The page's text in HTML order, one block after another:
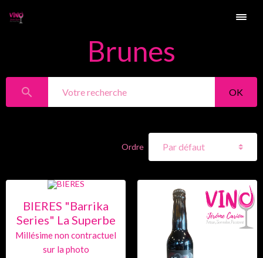
Brunes
OK
Ordre
BIERES "Barrika
Series" La Superbe